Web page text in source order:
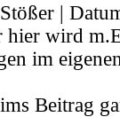
|
hier wird
im
Beitrag